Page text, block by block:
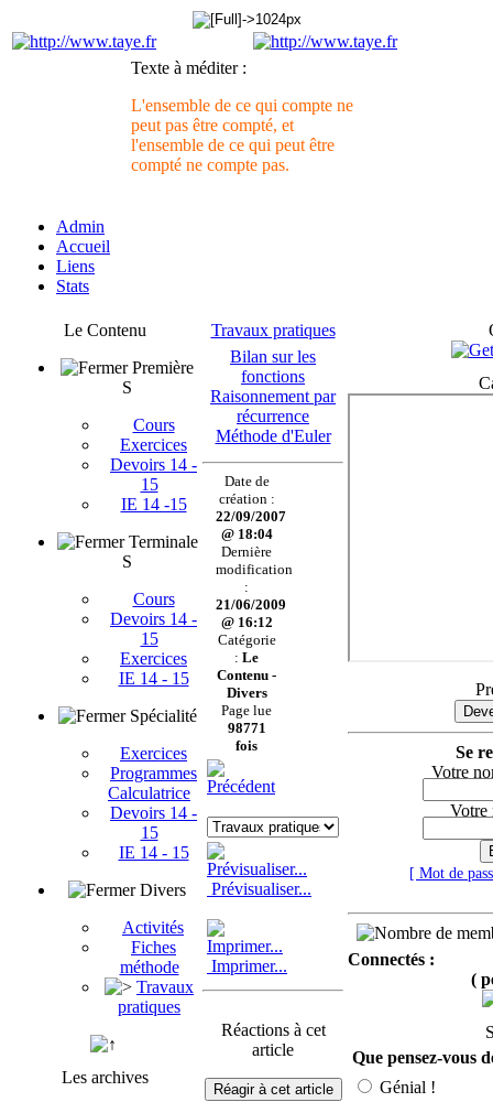
Texte à méditer :
L'ensemble de ce qui compte ne
peut pas être compté, et
l'ensemble de ce qui peut être
compté ne compte pas.
Admin
Accueil
Liens
Stats
Le Contenu
Première
S
Cours
Exercices
Devoirs 14 -
15
IE 14 -15
Terminale
S
Cours
Devoirs 14 -
15
Exercices
IE 14 - 15
Spécialité
Exercices
Programmes
Calculatrice
Devoirs 14 -
15
IE 14 - 15
Divers
Activités
Fiches
méthode
Travaux
pratiques
Les archives
Travaux pratiques
Bilan sur les
fonctions
Raisonnement par
récurrence
Méthode d'Euler
Date de
création :
22/09/2007
@ 18:04
Dernière
modification
:
21/06/2009
@ 16:12
Catégorie
:Le
Contenu -
Divers
Page lue
98771
fois
Prévisualiser...
Imprimer...
Réactions à cet
article
Réagir à cet article
Se
Votre
Votre
[ Mot de
Connectés :
(
Que pensez-vous
Génial !